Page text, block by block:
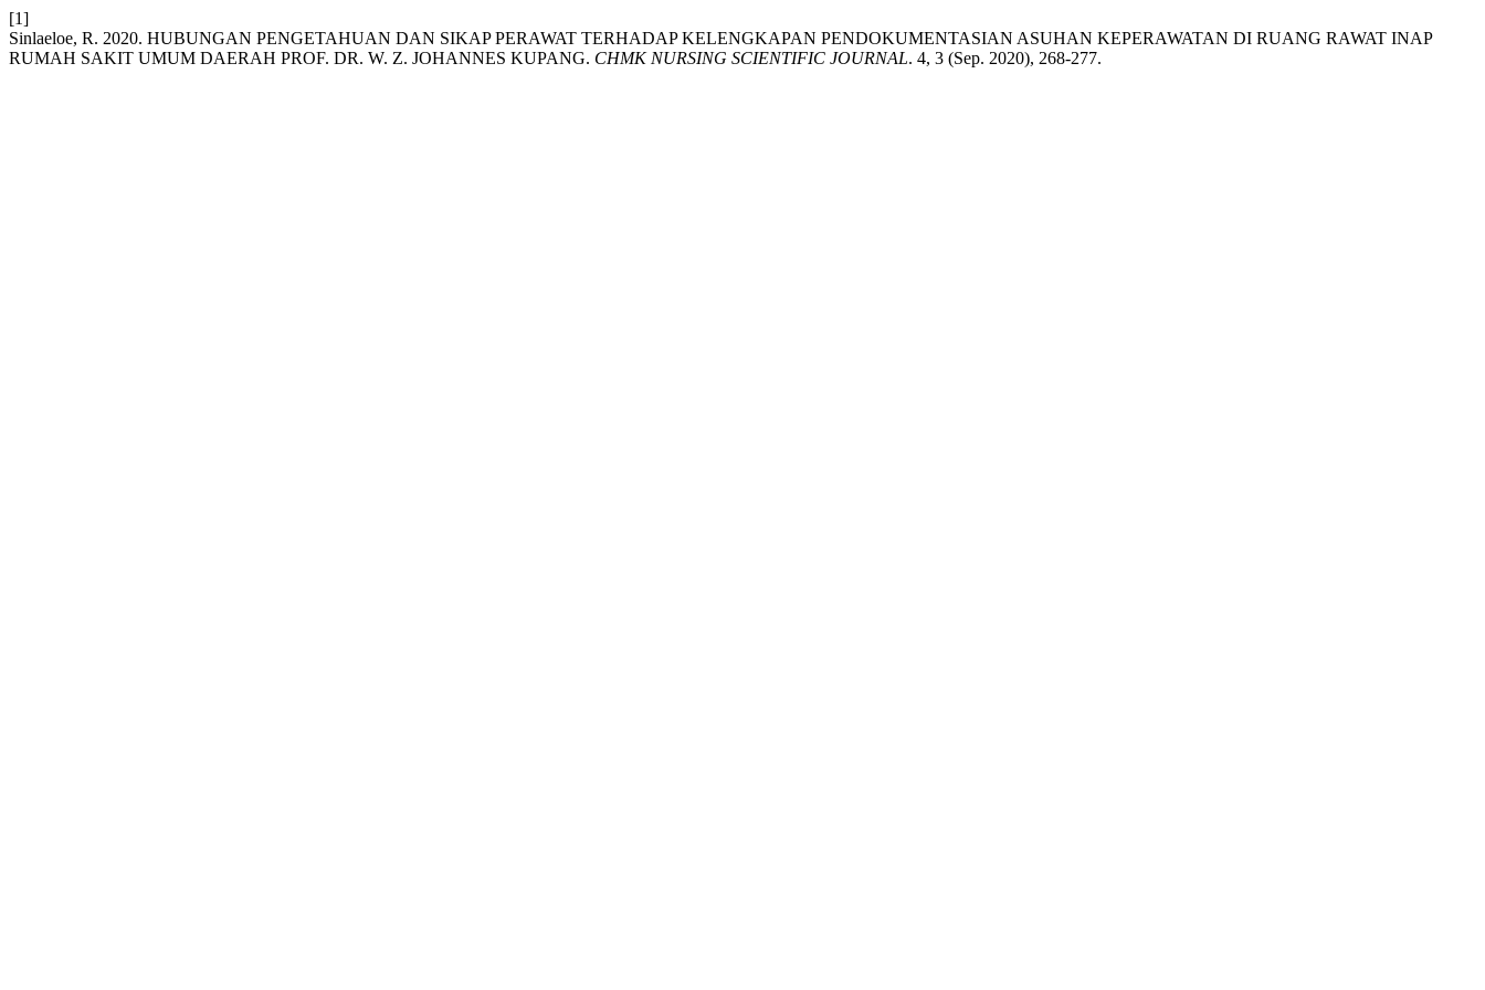
[1]
Sinlaeloe, R. 2020. HUBUNGAN PENGETAHUAN DAN SIKAP PERAWAT TERHADAP KELENGKAPAN PENDOKUMENTASIAN ASUHAN KEPERAWATAN DI RUANG RAWAT INAP
RUMAH SAKIT UMUM DAERAH PROF. DR. W. Z. JOHANNES KUPANG. CHMK NURSING SCIENTIFIC JOURNAL. 4, 3 (Sep. 2020), 268-277.